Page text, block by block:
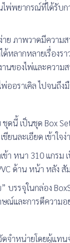
ไพ่พยากรณ์ที่ได้รับ
าย ภาพวาดมีควา
หลากหลายเรื่องร
ของไพ่และความส
ออราเคิล ไปจนถึง
ดนี้ เป็นชุด Box
นละเอียด เข้าใจง่
า หนา 310 แกรม
ด้าน หน้า หลัง
บรรจุในกล่อง
ณ์และการตีความอ
จำหน่ายโดยผู้แทน